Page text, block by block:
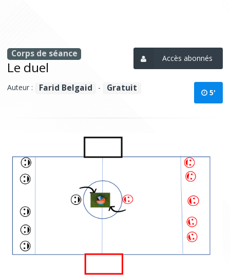
Accès abonnés
Corps de séance
Le duel
Auteur : Farid Belgaid -
5'
Gratuit